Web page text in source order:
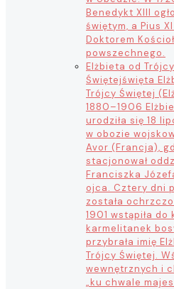
Benedykt XIII
świętym, a Pius
Doktorem
powszechnego.
Elżbieta od Trójcy
Świętejświęta
Trójcy Świętej
1880–1906
urodziła się 18
w obozie
Avor (Francja),
stacjonował
Franciszka
ojca. Cztery dni
została
1901 wstąpiła do
karmelitanek
przybrała imię
Trójcy Świętej.
wewnętrznych i
„ku chwale